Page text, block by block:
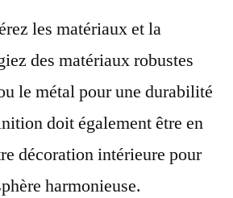
les matériaux et la
des matériaux robustes
le métal pour une durabilité
doit également être en
décoration intérieure pour
harmonieuse.